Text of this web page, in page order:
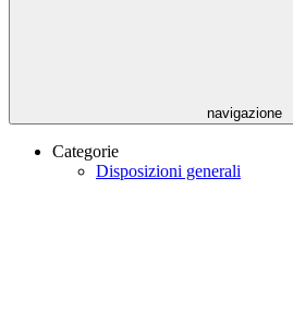
navigazione
Categorie
Disposizioni generali